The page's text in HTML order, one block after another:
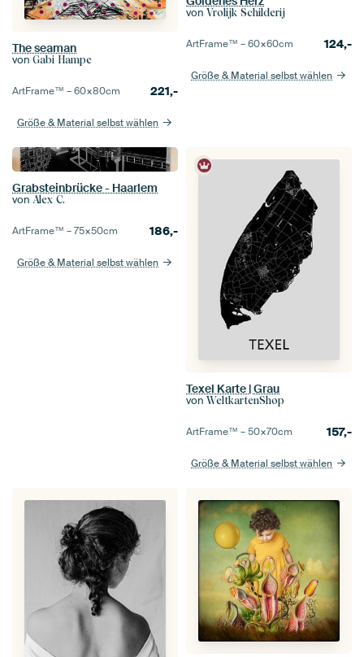
The seaman
von Gabi Hampe
ArtFrame™ –60×80cm 221,-
Größe & Material selbst wählen
von Vrolijk Schilderij
ArtFrame™ –60×60cm 124,-
Größe & Material selbst wählen
Grabsteinbrücke - Haarlem
von Alex C.
ArtFrame™ –75×50cm 186,-
Größe & Material selbst wählen
Texel Karte | Grau
von WeltkartenShop
ArtFrame™ –50×70cm 157,-
Größe & Material selbst wählen